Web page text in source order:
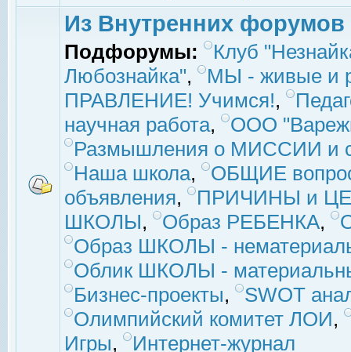
Из Внутренних форумов
Подфорумы:
Клуб
Любознайка",
МЫ - живые и
ПРАВЛЕНИЕ! Учимся!,
научная работа,
ООО
Размышления о МИССИИ и
Наша школа,
ОБЩИЕ
объявления,
ПРИЧИНЫ и
ШКОЛЫ, Образ РЕБЕНКА,
Образ ШКОЛЫ -
Облик ШКОЛЫ -
Бизнес-проекты,
SWOT
Олимпийский комитет ЛОИ,
Игры, Интернет-журнал